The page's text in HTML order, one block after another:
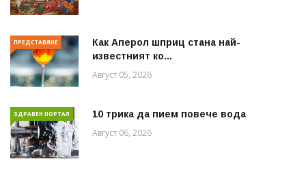
ПРЕДСТАВЯНЕ
Как Аперол шприц стана най-
известният ко...
Август 05, 2026
ЗДРАВЕН ПОРТАЛ 10 трика да пием повече вода
Август 06, 2026